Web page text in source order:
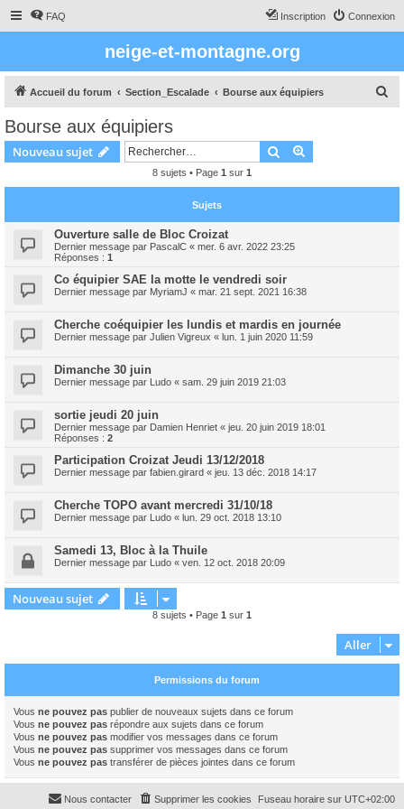
FAQ Connexion
Inscription
neige-et-montagne.org
Accueil du forum Section_Escalade Bourse aux équipiers
c
Bourse aux équipiers
Nouveau sujet Rechercher
8 sujets • Page 1 sur 1
Sujets
Ouverture salle de Bloc Croizat
Dernier message par PascalC « mer. 6 avr. 2022 23:25
Réponses : 1
Co équipier SAE la motte le vendredi soir
Dernier message par MyriamJ « mar. 21 sept. 2021 16:38
Cherche coéquipier les lundis et mardis en journée
Dernier message par Julien Vigreux « lun. 1 juin 2020 11:59
Dimanche 30 juin
Dernier message par Ludo « sam. 29 juin 2019 21:03
sortie jeudi 20 juin
Dernier message par Damien Henriet « jeu. 20 juin 2019 18:01
Réponses : 2
Participation Croizat Jeudi 13/12/2018
Dernier message par fabien.girard « jeu. 13 déc. 2018 14:17
Cherche TOPO avant mercredi 31/10/18
Dernier message par Ludo « lun. 29 oct. 2018 13:10
Samedi 13, Bloc à la Thuile
Dernier message par Ludo « ven. 12 oct. 2018 20:09
Nouveau sujet
8 sujets • Page 1 sur 1
Aller
Permissions du forum
Vous ne pouvez pas publier de nouveaux sujets dans ce forum
Vous ne pouvez pas répondre aux sujets dans ce forum
Vous ne pouvez pas modifier vos messages dans ce forum
Vous ne pouvez pas supprimer vos messages dans ce forum
Vous ne pouvez pas transférer de pièces jointes dans ce forum
Fuseau horaire sur UTC+02:00
Supprimer les cookies
Nous contacter